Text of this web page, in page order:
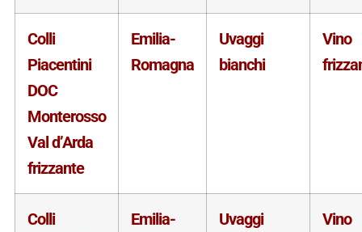
Colli
Piacentini
DOC
Monterosso
Val d’Arda
frizzante
Emilia-
Romagna
Uvaggi
bianchi
Vino
Colli
Emilia-
Uvaggi
Vino